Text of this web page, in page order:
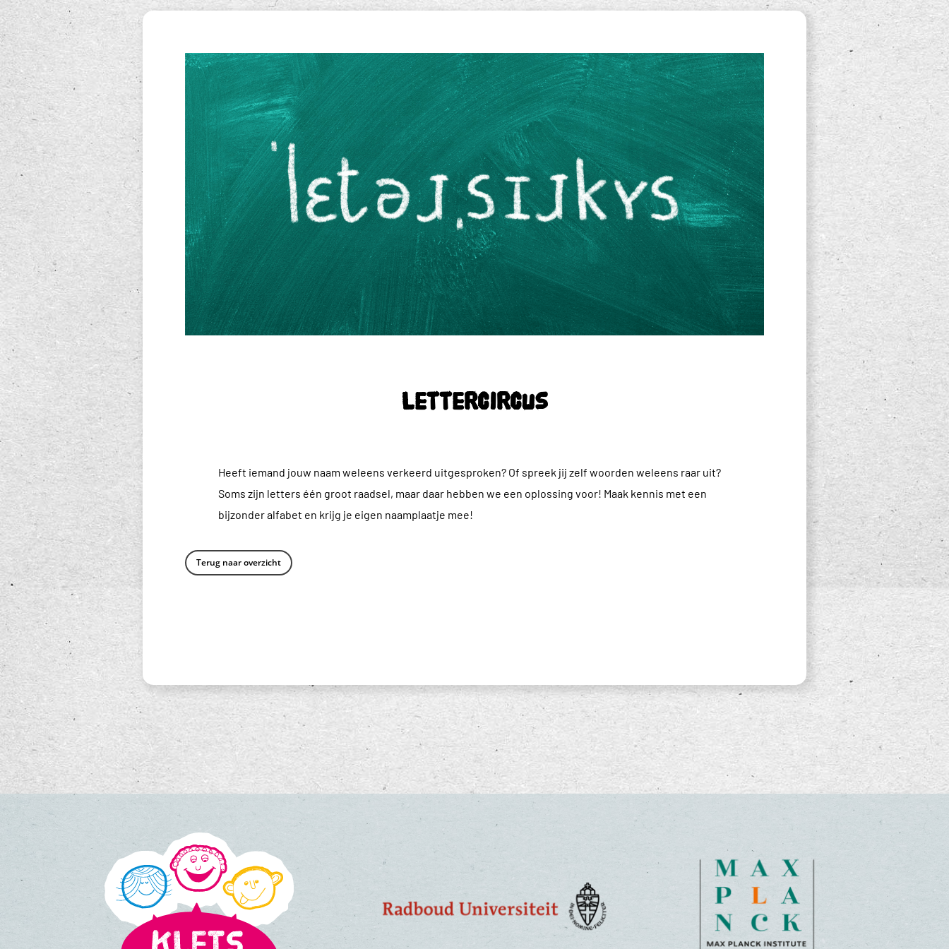
Lettercircus
Heeft iemand jouw naam weleens verkeerd uitgesproken? Of spreek jij zelf woorden weleens raar uit?
Soms zijn letters één groot raadsel, maar daar hebben we een oplossing voor! Maak kennis met een
bijzonder alfabet en krijg je eigen naamplaatje mee!
Terug naar overzicht